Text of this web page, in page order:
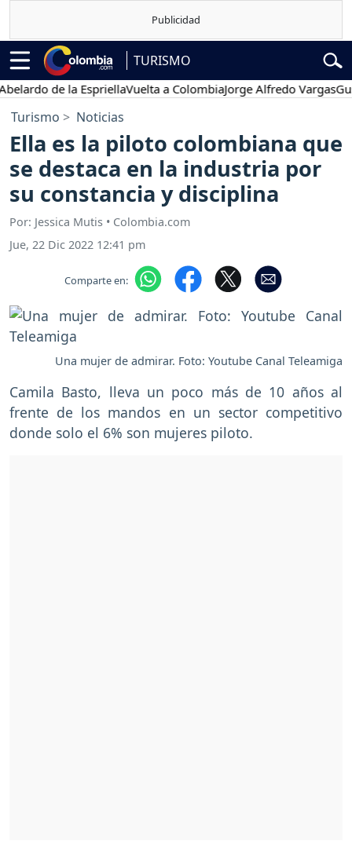
TURISMO
de la EspriellaVuelta a ColombiaJorge Alfredo Vargas
Turismo Noticias
Ella es la piloto colombiana que
se destaca en la industria por
su constancia y disciplina
Por: Jessica Mutis • Colombia.com
Jue, 22 Dic 2022 12:41 pm
Comparte en:
Una mujer de admirar. Foto: Youtube Canal Teleamiga
Camila Basto, lleva un poco más de 10 años al
frente de los mandos en un sector competitivo
donde solo el 6% son mujeres piloto.